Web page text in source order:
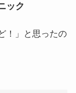
ック
！」と思ったの